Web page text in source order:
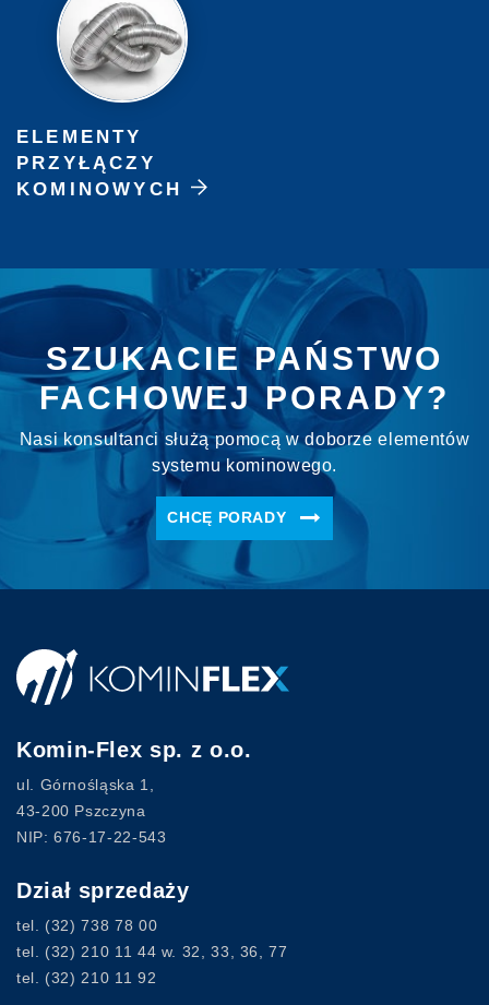
ELEMENTY
PRZYŁĄCZY
KOMINOWYCH
SZUKACIE PAŃSTWO
FACHOWEJ PORADY?
Nasi konsultanci służą pomocą w doborze elementów
systemu kominowego.
CHCĘ PORADY
Komin-Flex sp. z o.o.
ul. Górnośląska 1,
43-200 Pszczyna
NIP: 676-17-22-543
Dział sprzedaży
tel. (32) 738 78 00
tel. (32) 210 11 44 w. 32, 33, 36, 77
tel. (32) 210 11 92